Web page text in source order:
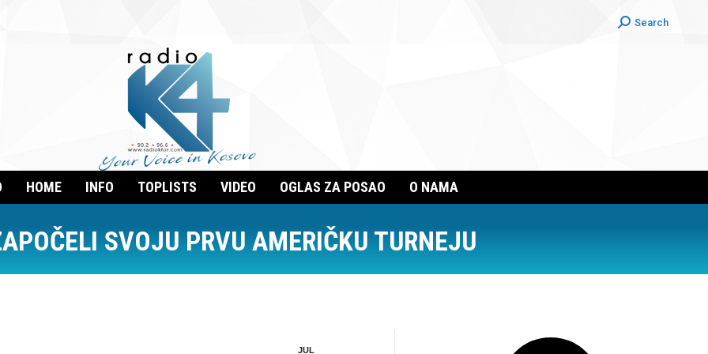
Search:
Search
HOME INFO TOPLISTS VIDEO OGLAS ZA POSAO O NAMA
SVOJU PRVU AMERIČKU TURNEJU
JUL